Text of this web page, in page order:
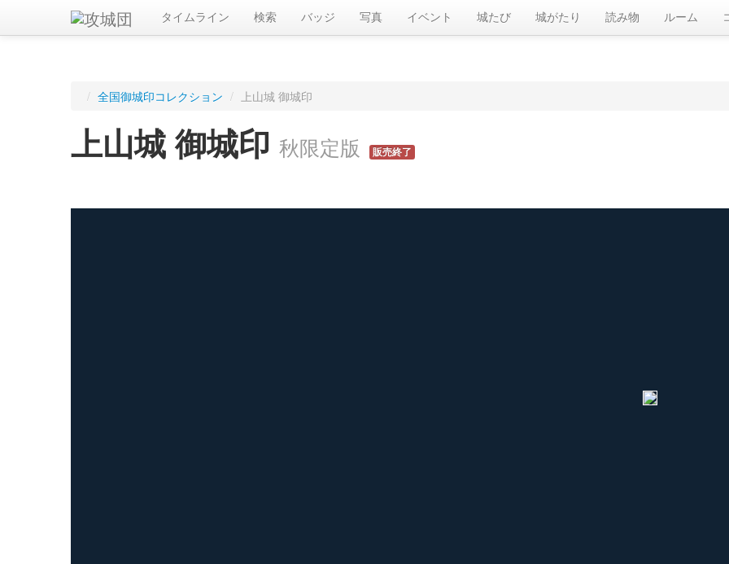
タイムライン 検索 バッジ 写真 イベント 城たび 城がたり 読み物 ルーム
/ 全国御城印コレクション / 上山城 御城印
上山城 御城印 秋限定版 販売終了